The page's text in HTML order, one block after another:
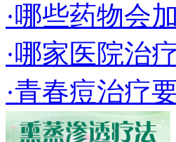
·哪些药物会
·哪家医院治
·青春痘治疗